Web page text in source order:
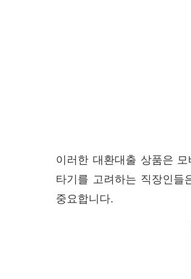
이러한 대환대출 상품은
타기를 고려하는 직장인들
중요합니다.